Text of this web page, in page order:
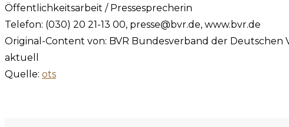
Öffentlichkeitsarbeit / Pressesprecherin
Telefon: (030) 20 21-13 00, presse@bvr.de, www.bvr.de
Original-Content von: BVR Bundesverband der
aktuell
Quelle: ots